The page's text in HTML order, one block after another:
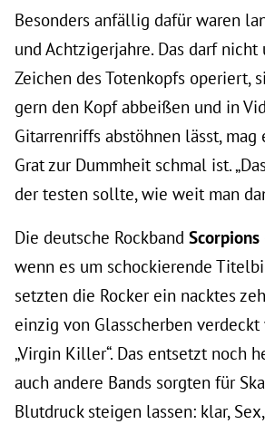
Besonders anfällig dafür waren
und Achtzigerjahre. Das darf
Zeichen des Totenkopfs operiert,
gern den Kopf abbeißen und in
Gitarrenriffs abstöhnen lässt,
Grat zur Dummheit schmal ist.
der testen sollte, wie weit man
Die deutsche Rockband Scorpions
wenn es um schockierende
setzten die Rocker ein nacktes
einzig von Glasscherben
„Virgin Killer“. Das entsetzt noch
auch andere Bands sorgten für
Blutdruck steigen lassen: klar,